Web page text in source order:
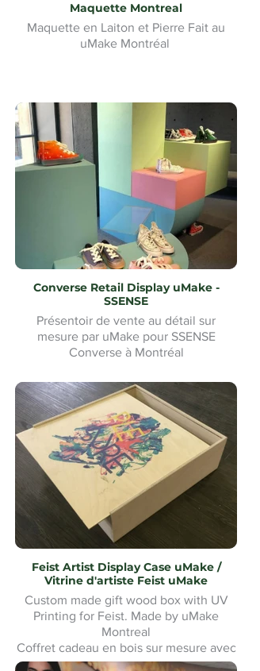
Maquette Montreal
Maquette en Laiton et Pierre Fait au
uMake Montréal
Converse Retail Display uMake -
SSENSE
Présentoir de vente au détail sur
mesure par uMake pour SSENSE
Converse à Montréal
Feist Artist Display Case uMake /
Vitrine d'artiste Feist uMake
Custom made gift wood box with UV
Printing for Feist. Made by uMake
Montreal
Coffret cadeau en bois sur mesure avec
impression UV pour Feist. Fabriqué par